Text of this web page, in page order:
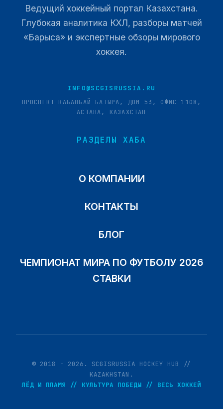
Ведущий хоккейный портал Казахстана.
Глубокая аналитика КХЛ, разборы матчей
«Барыса» и экспертные обзоры мирового
хоккея.
INFO@SCGISRUSSIA.RU
ПРОСПЕКТ КАБАНБАЙ БАТЫРА, ДОМ 53, ОФИС 1108,
АСТАНА, КАЗАХСТАН
РАЗДЕЛЫ ХАБА
О КОМПАНИИ
КОНТАКТЫ
БЛОГ
ЧЕМПИОНАТ МИРА ПО ФУТБОЛУ 2026
СТАВКИ
© 2018 - 2026. SCGISRUSSIA HOCKEY HUB //
KAZAKHSTAN.
ЛЁД И ПЛАМЯ // КУЛЬТУРА ПОБЕДЫ // ВЕСЬ ХОККЕЙ